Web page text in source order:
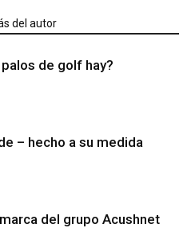
del autor
de golf hay?
– hecho a su medida
del grupo Acushnet